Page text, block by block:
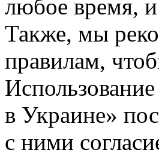
любое время,
Также, мы
правилам,
в Украине»
с ними